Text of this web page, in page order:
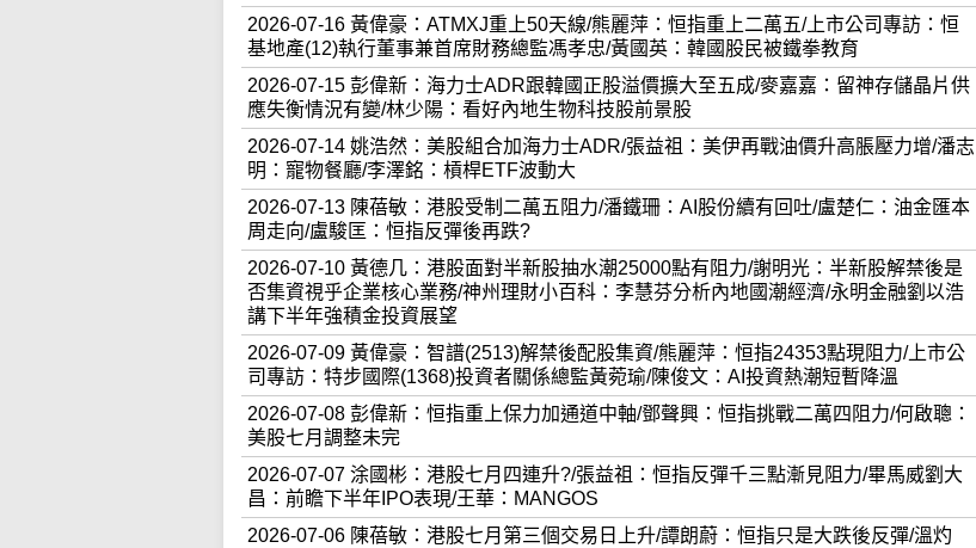
2026-07-16 黃偉豪：ATMXJ重上50天線/熊麗萍：恒指重上二萬五/上市公司專訪：恒
基地產(12)執行董事兼首席財務總監馮孝忠/黃國英：韓國股民被鐵拳教育
2026-07-15 彭偉新：海力士ADR跟韓國正股溢價擴大至五成/麥嘉嘉：留神存儲晶片供
應失衡情況有變/林少陽：看好內地生物科技股前景股
2026-07-14 姚浩然：美股組合加海力士ADR/張益祖：美伊再戰油價升高脹壓力增/潘志
明：寵物餐廳/李澤銘：槓桿ETF波動大
2026-07-13 陳蓓敏：港股受制二萬五阻力/潘鐵珊：AI股份續有回吐/盧楚仁：油金匯本
周走向/盧駿匡：恒指反彈後再跌?
2026-07-10 黃德几：港股面對半新股抽水潮25000點有阻力/謝明光：半新股解禁後是
否集資視乎企業核心業務/神州理財小百科：李慧芬分析內地國潮經濟/永明金融劉以浩
講下半年強積金投資展望
2026-07-09 黃偉豪：智譜(2513)解禁後配股集資/熊麗萍：恒指24353點現阻力/上市公
司專訪：特步國際(1368)投資者關係總監黃菀瑜/陳俊文：AI投資熱潮短暫降溫
2026-07-08 彭偉新：恒指重上保力加通道中軸/鄧聲興：恒指挑戰二萬四阻力/何啟聰：
美股七月調整未完
2026-07-07 涂國彬：港股七月四連升?/張益祖：恒指反彈千三點漸見阻力/畢馬威劉大
昌：前瞻下半年IPO表現/王華：MANGOS
2026-07-06 陳蓓敏：港股七月第三個交易日上升/譚朗蔚：恒指只是大跌後反彈/溫灼